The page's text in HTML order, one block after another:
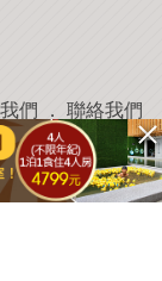
們 ． 聯絡我們
點． APP下載